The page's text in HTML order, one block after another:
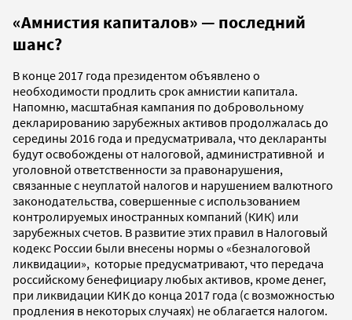
«Амнистия капиталов» — последний
шанс?
В конце 2017 года президентом объявлено о
необходимости продлить срок амнистии капитала.
Напомню, масштабная кампания по добровольному
декларированию зарубежных активов продолжалась до
середины 2016 года и предусматривала, что декларанты
будут освобождены от налоговой, административной и
уголовной ответственности за правонарушения,
связанные с неуплатой налогов и нарушением валютного
законодательства, совершенные с использованием
контролируемых иностранных компаний (КИК) или
зарубежных счетов. В развитие этих правил в Налоговый
кодекс России были внесены нормы о «безналоговой
ликвидации», которые предусматривают, что передача
российскому бенефициару любых активов, кроме денег,
при ликвидации КИК до конца 2017 года (с возможностью
продления в некоторых случаях) не облагается налогом.